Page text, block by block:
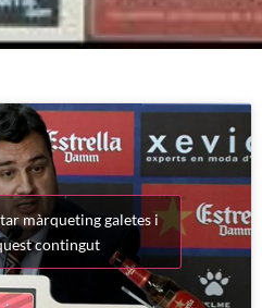
màrqueting galetes i
contingut